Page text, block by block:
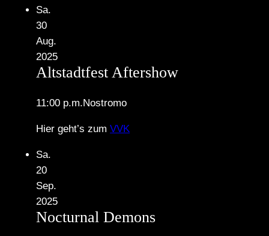
Sa.
30
Aug.
2025
Altstadtfest Aftershow
11:00 p.m.Nostromo
Hier geht’s zum VVK
Sa.
20
Sep.
2025
Nocturnal Demons